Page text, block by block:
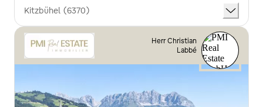
Kitzbühel (6370)
Herr Christian
Labbé